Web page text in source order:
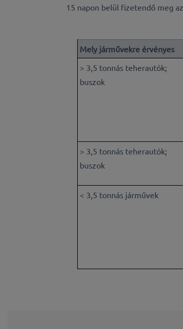
15 napon belül fizetendő meg
Mely járművekre érvényes
> 3,5 tonnás teherautók;
buszok
> 3,5 tonnás teherautók;
buszok
< 3,5 tonnás járművek